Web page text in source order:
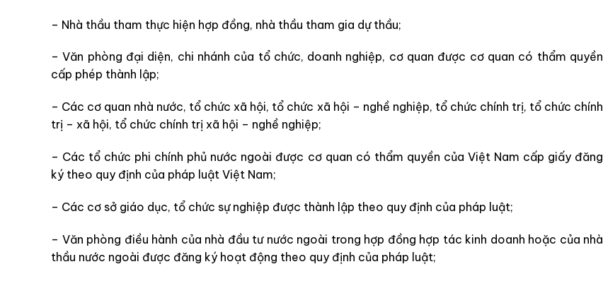
– Nhà thầu tham thực hiện hợp đồng, nhà thầu tham gia dự thầu;
– Văn phòng đại diện, chi nhánh của tổ chức, doanh nghiệp, cơ quan được cơ quan có thẩm quyền
cấp phép thành lập;
– Các cơ quan nhà nước, tổ chức xã hội, tổ chức xã hội – nghề nghiệp, tổ chức chính trị, tổ chức chính
trị – xã hội, tổ chức chính trị xã hội – nghề nghiệp;
– Các tổ chức phi chính phủ nước ngoài được cơ quan có thẩm quyền của Việt Nam cấp giấy đăng
ký theo quy định của pháp luật Việt Nam;
– Các cơ sở giáo dục, tổ chức sự nghiệp được thành lập theo quy định của pháp luật;
– Văn phòng điều hành của nhà đầu tư nước ngoài trong hợp đồng hợp tác kinh doanh hoặc của nhà
thầu nước ngoài được đăng ký hoạt động theo quy định của pháp luật;